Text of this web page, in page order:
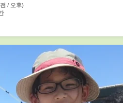
/ 오후)